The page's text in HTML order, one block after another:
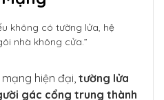
không có tường lửa, hệ
nhà không cửa.”
hiện đại, tường lửa
gác cổng trung thành